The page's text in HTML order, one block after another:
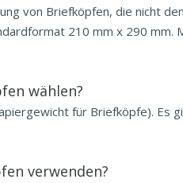
von Briefköpfen, die nicht
210 mm x 290 mm.
wählen?
für Briefköpfe). Es
verwenden?